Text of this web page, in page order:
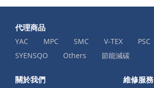
代理商品
YAC MPC SMC V-TEX PSC
SYENSQO
Others 節能減碳
關於我們 維修服務